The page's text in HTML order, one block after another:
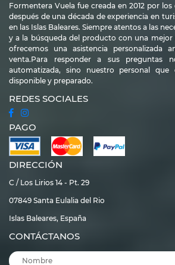
capaces de sorprender a cualquiera. Aquí,
Baleares, a lo largo de toda la playa hay una
restaurantesde alta calidad. La zona también
nudistas y es apta para aquellos que quieran
los paraísos naturales más bellos del
varias soluciones inmobiliarias en Mijgorn:
todos los bolsillosy todos los estilos de
disfrute de todos los miembros de la familia:
Elige apartamentos
Formentera, para unas
de playa únicas e
quieran pasar largos días de playa. Mar azul
y pequeñas calas entre zonas rocosas, también
restaurantes de pescado
Cupinar son sólo algunos de los que están a
chiringuitos, los clásicos bares de playa donde
Formentera Vuela fue creada en 2012 por
después de una década de experiencia en
en las Islas Baleares. Siempre atentos a las
y a la búsqueda del producto con una mejor
ofrecemos una asistencia personalizada
venta.Para responder a sus preguntas
automatizada, sino nuestro personal
disponible y preparado.
REDES SOCIALES
PAGO
DIRECCIÓN
C / Los Lirios 14 - Pt. 29
07849 Santa Eulalia del Rio
Islas Baleares, España
CONTÁCTANOS